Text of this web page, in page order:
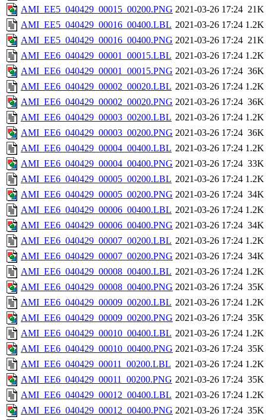
AMI_EE5_040429_00015_00200.PNG 2021-03-26 17:24 21K
AMI_EE5_040429_00016_00400.LBL 2021-03-26 17:24 1.2K
AMI_EE5_040429_00016_00400.PNG 2021-03-26 17:24 21K
AMI_EE6_040429_00001_00015.LBL 2021-03-26 17:24 1.2K
AMI_EE6_040429_00001_00015.PNG 2021-03-26 17:24 36K
AMI_EE6_040429_00002_00020.LBL 2021-03-26 17:24 1.2K
AMI_EE6_040429_00002_00020.PNG 2021-03-26 17:24 36K
AMI_EE6_040429_00003_00200.LBL 2021-03-26 17:24 1.2K
AMI_EE6_040429_00003_00200.PNG 2021-03-26 17:24 36K
AMI_EE6_040429_00004_00400.LBL 2021-03-26 17:24 1.2K
AMI_EE6_040429_00004_00400.PNG 2021-03-26 17:24 33K
AMI_EE6_040429_00005_00200.LBL 2021-03-26 17:24 1.2K
AMI_EE6_040429_00005_00200.PNG 2021-03-26 17:24 34K
AMI_EE6_040429_00006_00400.LBL 2021-03-26 17:24 1.2K
AMI_EE6_040429_00006_00400.PNG 2021-03-26 17:24 34K
AMI_EE6_040429_00007_00200.LBL 2021-03-26 17:24 1.2K
AMI_EE6_040429_00007_00200.PNG 2021-03-26 17:24 34K
AMI_EE6_040429_00008_00400.LBL 2021-03-26 17:24 1.2K
AMI_EE6_040429_00008_00400.PNG 2021-03-26 17:24 35K
AMI_EE6_040429_00009_00200.LBL 2021-03-26 17:24 1.2K
AMI_EE6_040429_00009_00200.PNG 2021-03-26 17:24 35K
AMI_EE6_040429_00010_00400.LBL 2021-03-26 17:24 1.2K
AMI_EE6_040429_00010_00400.PNG 2021-03-26 17:24 35K
AMI_EE6_040429_00011_00200.LBL 2021-03-26 17:24 1.2K
AMI_EE6_040429_00011_00200.PNG 2021-03-26 17:24 35K
AMI_EE6_040429_00012_00400.LBL 2021-03-26 17:24 1.2K
AMI_EE6_040429_00012_00400.PNG 2021-03-26 17:24 35K